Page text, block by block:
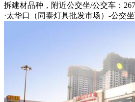
拆建材品种，附近公交坐/公交车：
·太华口（同泰灯具批发市场）-公交